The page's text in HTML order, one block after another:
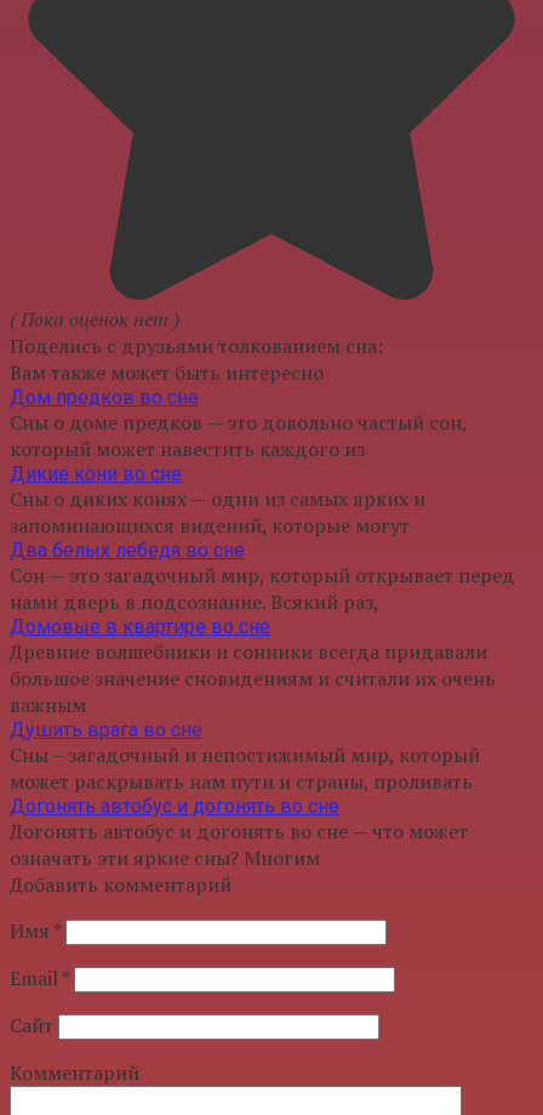
( Пока оценок нет )
Поделись с друзьями толкованием сна:
Вам также может быть интересно
Дом предков во сне
Сны о доме предков — это довольно частый сон,
который может навестить каждого из
Дикие кони во сне
Сны о диких конях — одни из самых ярких и
запоминающихся видений, которые могут
Два белых лебедя во сне
Сон — это загадочный мир, который открывает перед
нами дверь в подсознание. Всякий раз,
Домовые в квартире во сне
Древние волшебники и сонники всегда придавали
большое значение сновидениям и считали их очень
важным
Душить врага во сне
Сны – загадочный и непостижимый мир, который
может раскрывать нам пути и страны, проливать
Догонять автобус и догонять во сне
Догонять автобус и догонять во сне — что может
означать эти яркие сны? Многим
Добавить комментарий
Имя *
Email*
Сайт
Комментарий